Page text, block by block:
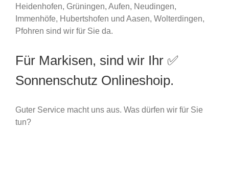
Heidenhofen, Grüningen, Aufen, Neudingen,
Immenhöfe, Hubertshofen und Aasen, Wolterdingen,
Pfohren sind wir für Sie da.
Für Markisen, sind wir Ihr ✅
Sonnenschutz Onlineshoip.
Guter Service macht uns aus. Was dürfen wir für Sie
tun?